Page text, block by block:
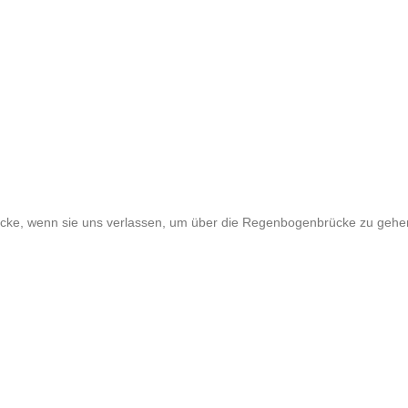
wenn sie uns verlassen, um über die Regenbogenbrücke zu